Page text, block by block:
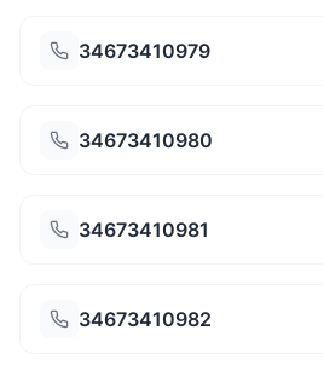
34673410979
34673410980
34673410981
34673410982